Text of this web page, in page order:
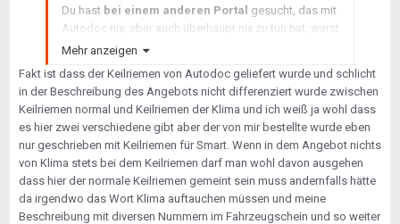
Du hast bei einem anderen Portal gesucht, das mit
Autodoc nix, aber auch überhaupt nix zu tun hat, warst
nicht in der Lage zu erkennen, daß es verschiedene
schon mehrfach lang und breit erklärt wurde und bist
dann explizit über einen Linkgenau bei diesem
Riemen von autodocgelandet und hast dort in
Deiner grenzenlosen ........ genau und explizit diesen
Riemen bestellt. Wo ist hier bitte der Fehler von
autodoc???
Die liefern eben genau das aus, was der Kunde
bestellt!
Mehr anzeigen
Fakt ist dass der Keilriemen von Autodoc geliefert wurde und schlicht
in der Beschreibung des Angebots nicht differenziert wurde zwischen
Keilriemen normal und Keilriemen der Klima und ich weiß ja wohl dass
es hier zwei verschiedene gibt aber der von mir bestellte wurde eben
nur geschrieben mit Keilriemen für Smart. Wenn in dem Angebot nichts
von Klima stets bei dem Keilriemen darf man wohl davon ausgehen
dass hier der normale Keilriemen gemeint sein muss andernfalls hätte
da irgendwo das Wort Klima auftauchen müssen und meine
Beschreibung mit diversen Nummern im Fahrzeugschein und so weiter